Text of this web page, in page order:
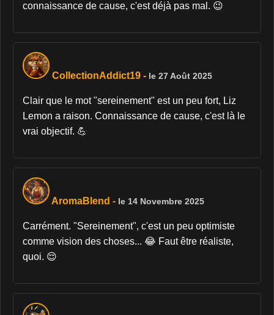
connaissance de cause, c'est déjà pas mal. 😉
CollectionAddict19 - le 27 Août 2025
Clair que le mot "sereinement" est un peu fort, Liz
Lemon a raison. Connaissance de cause, c'est là le
vrai objectif. 💪
AromaBlend - le 14 Novembre 2025
Carrément. "Sereinement", c'est un peu optimiste
comme vision des choses... 😂 Faut être réaliste,
quoi. 😌